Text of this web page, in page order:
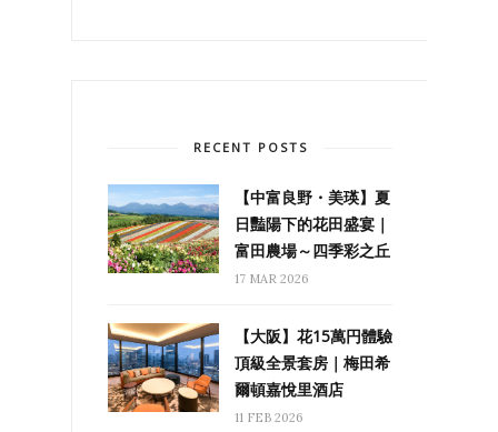
RECENT POSTS
【中富良野・美瑛】夏
日豔陽下的花田盛宴｜
富田農場～四季彩之丘
17 MAR 2026
【大阪】花15萬円體驗
頂級全景套房｜梅田希
爾頓嘉悅里酒店
11 FEB 2026